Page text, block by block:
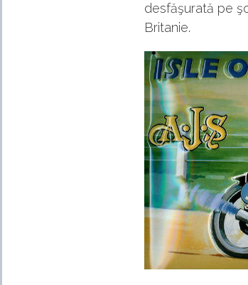
desfăşurată pe
Britanie.